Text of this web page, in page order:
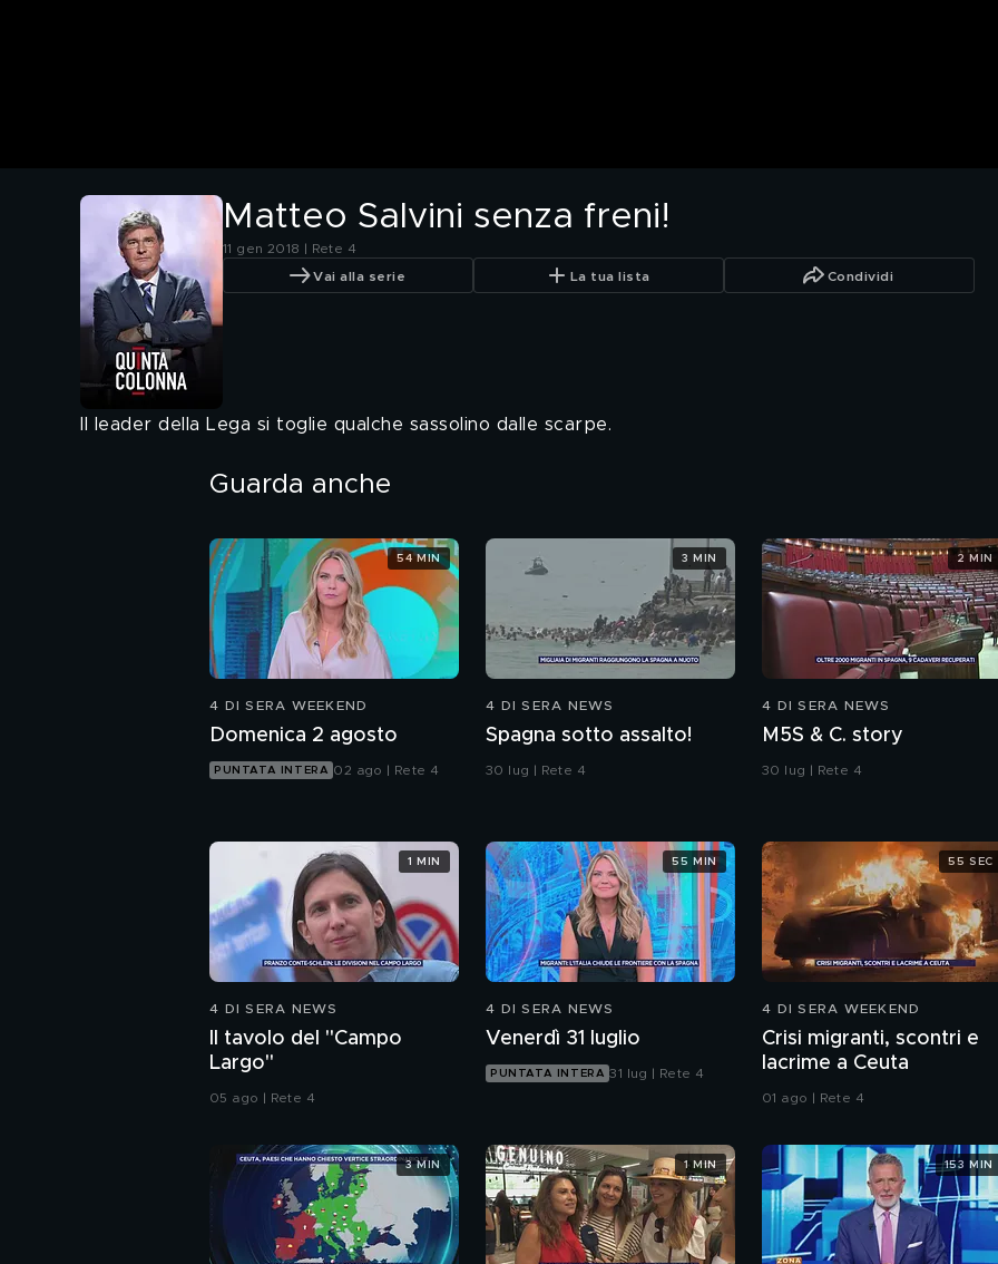
Matteo Salvini senza freni!
11 gen 2018 | Rete 4
Vai alla serie La tua lista Condividi
Il leader della Lega si toglie qualche sassolino dalle scarpe.
Guarda anche
4 DI SERA WEEKEND
Domenica 2 agosto
PUNTATA INTERA 02 ago | Rete 4
54 MIN
4 DI SERA NEWS
Spagna sotto assalto!
30 lug | Rete 4
3 MIN
4 DI SERA NEWS
M5S & C. story
30 lug | Rete 4
2 MIN
4 DI SERA NEWS
Il tavolo del "Campo
Largo"
05 ago | Rete 4
1 MIN
4 DI SERA NEWS
Venerdì 31 luglio
PUNTATA INTERA 31 lug | Rete 4
55 MIN
4 DI SERA WEEKEND
Crisi migranti, scontri e
lacrime a Ceuta
01 ago | Rete 4
55 SEC
3 MIN 1 MIN 153 MIN